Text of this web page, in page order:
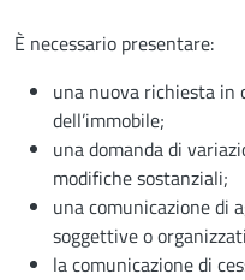
È necessario presentare:
una nuova richiesta in
dell’immobile;
una domanda di
modifiche sostanziali;
una comunicazione di
soggettive o
la comunicazione di